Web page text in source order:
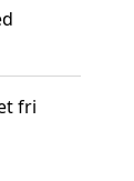
fri